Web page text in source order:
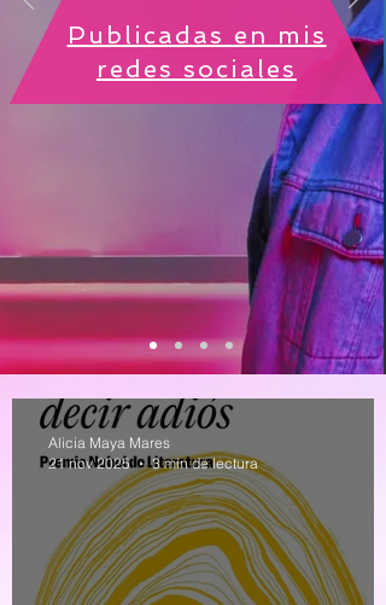
Publicadas en mis
redes sociales
Alicia Maya Mares
21 nov 2025
3 min de lectura